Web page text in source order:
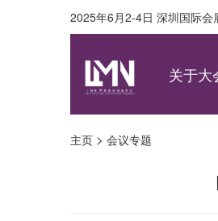
2025年6月2-4日 深圳国际会
关于大
主页 > 会议专题